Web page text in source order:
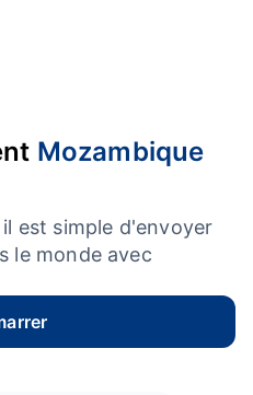
Mozambique
est simple d'envoyer
le monde avec